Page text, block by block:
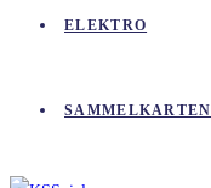
ELEKTRO
SAMMELKARTEN